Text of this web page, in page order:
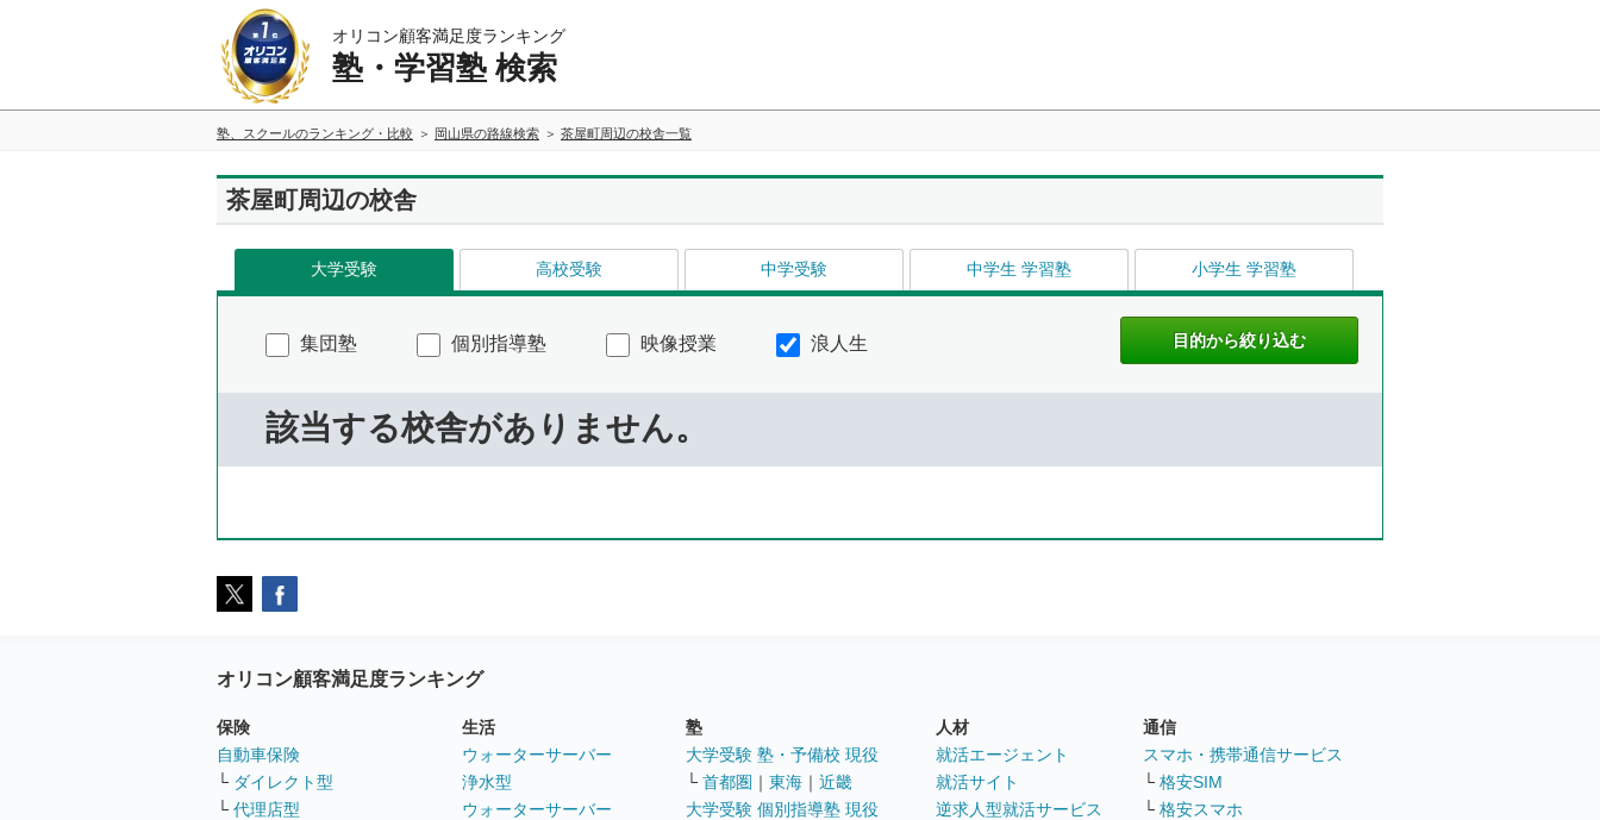
オリコン顧客満足度ランキング
塾・学習塾 検索
塾、スクールのランキング・比較 岡山県の路線検索 茶屋町周辺の校舎一覧
茶屋町周辺の校舎
大学受験 高校受験 中学受験 中学生 学習塾 小学生 学習塾
集団塾 個別指導塾 映像授業 浪人生
該当する校舎がありません。
オリコン顧客満足度ランキング
保険
自動車保険
└ ダイレクト型
└ 代理店型
生活
ウォーターサーバー
浄水型
ウォーターサーバー
塾
大学受験 塾・予備校 現役
└ 首都圏 ｜ 東海 ｜ 近畿
大学受験 個別指導塾 現役
人材
就活エージェント
就活サイト
逆求人型就活サービス
通信
スマホ・携帯通信サービス
└ 格安SIM
└ 格安スマホ